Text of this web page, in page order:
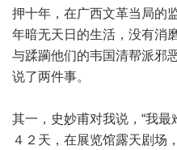
押十年，在广西文革当局的
年暗无天日的生活，没有消
与蹂躏他们的韦国清帮派邪
说了两件事。
其一，史妙甫对我说，“我
４２天，在展览馆露天剧场